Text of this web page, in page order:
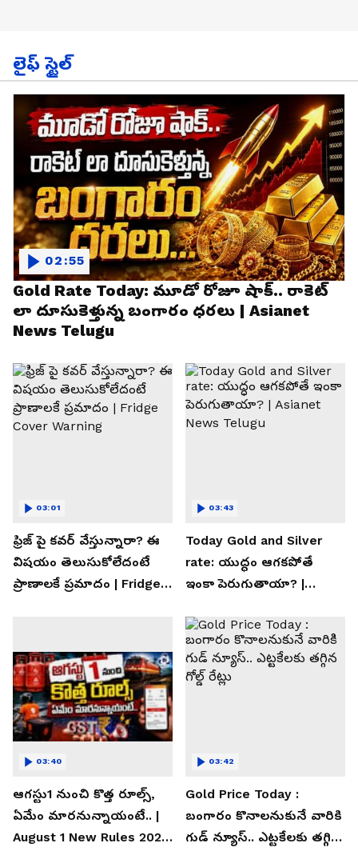
లైఫ్ స్టైల్
Gold Rate Today: మూడో రోజూ షాక్.. రాకెట్
లా దూసుకెళ్తున్న బంగారం ధరలు | Asianet
News Telugu
02:55
ఫ్రిజ్ పై కవర్ వేస్తున్నారా? ఈ
విషయం తెలుసుకోలేదంటే
ప్రాణాలకే ప్రమాదం | Fridge
03:01
Today Gold and Silver
rate: యుద్ధం ఆగకపోతే
ఇంకా పెరుగుతాయా? |
03:43
ఆగస్టు1 నుంచి కొత్త రూల్స్,
ఏమేం మారనున్నాయంటే.. |
August 1 New Rules 2026
03:40
Gold Price Today :
బంగారం కొనాలనుకునే వారికి
గుడ్ న్యూస్.. ఎట్టకేలకు తగ్గిన
03:42